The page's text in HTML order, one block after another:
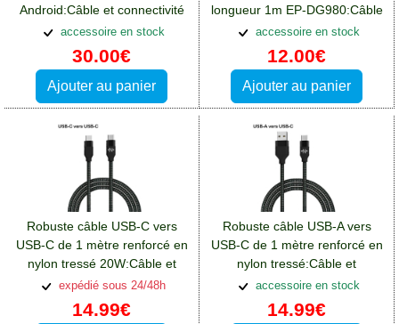
Android:Câble et connectivité
Blackberry Key2
accessoire en stock
30.00€
Ajouter au panier
longueur 1m EP-DG980:Câble
et connectivité Blackberry
Key2
accessoire en stock
12.00€
Ajouter au panier
Robuste câble USB-C vers
USB-C de 1 mètre renforcé en
nylon tressé 20W:Câble et
connectivité Blackberry Key2
expédié sous 24/48h
14.99€
Robuste câble USB-A vers
USB-C de 1 mètre renforcé en
nylon tressé:Câble et
connectivité Blackberry Key2
accessoire en stock
14.99€